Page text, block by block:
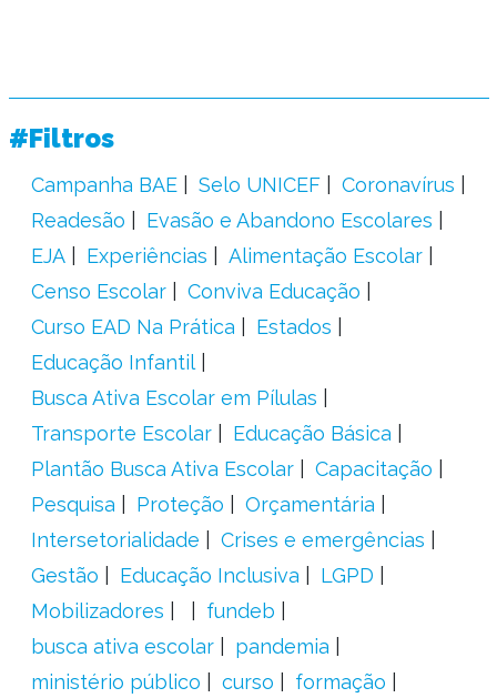
#Filtros
Campanha BAE Selo UNICEF
Coronavírus
Readesão
Evasão e Abandono Escolares
EJA
Experiências
Alimentação Escolar
Censo Escolar
Conviva Educação
Curso EAD Na Prática
Estados
Educação Infantil
Busca Ativa Escolar em Pílulas
Transporte Escolar
Educação Básica
Plantão Busca Ativa Escolar
Capacitação
Pesquisa
Proteção
Orçamentária
Intersetorialidade
Crises e emergências
Gestão
Educação Inclusiva
LGPD
Mobilizadores
fundeb
busca ativa escolar
pandemia
ministério público
curso
formação